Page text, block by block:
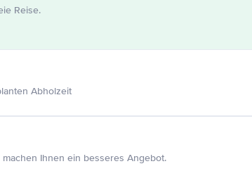
Reise.
Abholzeit
Ihnen ein besseres Angebot.